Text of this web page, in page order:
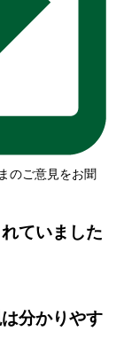
のご意見をお聞
ていました
分かりやす